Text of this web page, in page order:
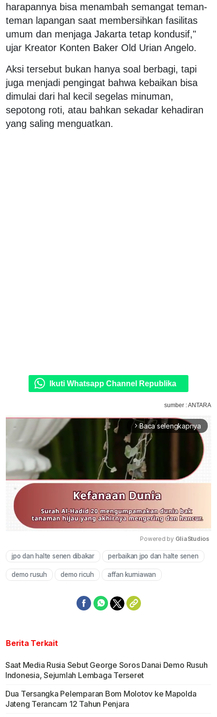
harapannya bisa menambah semangat teman-
teman lapangan saat membersihkan fasilitas
umum dan menjaga Jakarta tetap kondusif,"
ujar Kreator Konten Baker Old Urian Angelo.
Aksi tersebut bukan hanya soal berbagi, tapi
juga menjadi pengingat bahwa kebaikan bisa
dimulai dari hal kecil segelas minuman,
sepotong roti, atau bahkan sekadar kehadiran
yang saling menguatkan.
Ikuti Whatsapp Channel Republika
sumber : ANTARA
arrow_forward_ios Baca selengkapnya
Mute
Powered by GliaStudios
jpo dan halte senen dibakar perbaikan jpo dan halte senen
demo rusuh demo ricuh affan kurniawan
Berita Terkait
Saat Media Rusia Sebut George Soros Danai Demo Rusuh
Indonesia, Sejumlah Lembaga Terseret
Dua Tersangka Pelemparan Bom Molotov ke Mapolda
Jateng Terancam 12 Tahun Penjara